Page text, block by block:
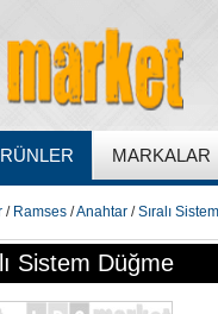
MARKALAR
/ Ramses /Anahtar /Sıralı
Sistem Düğme